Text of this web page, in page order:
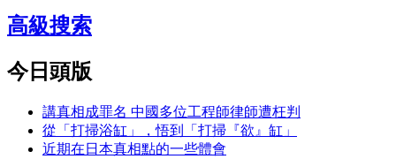
高級搜索
今日頭版
講真相成罪名 中國多位工程師律師遭枉判
從「打掃浴缸」，悟到「打掃『欲』缸」
近期在日本真相點的一些體會